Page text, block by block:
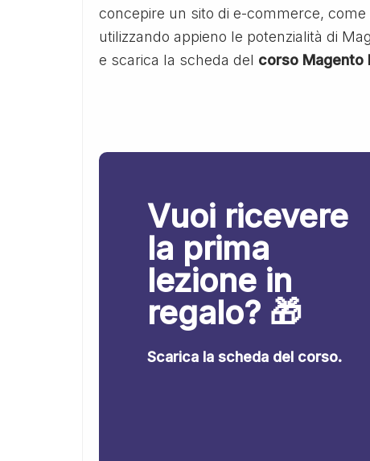
concepire un sito di e-commerce,
utilizzando appieno le potenzialità di
e scarica la scheda del corso Magento
Vuoi ricevere
la prima
lezione in
regalo? 🎁
Scarica la scheda del corso.